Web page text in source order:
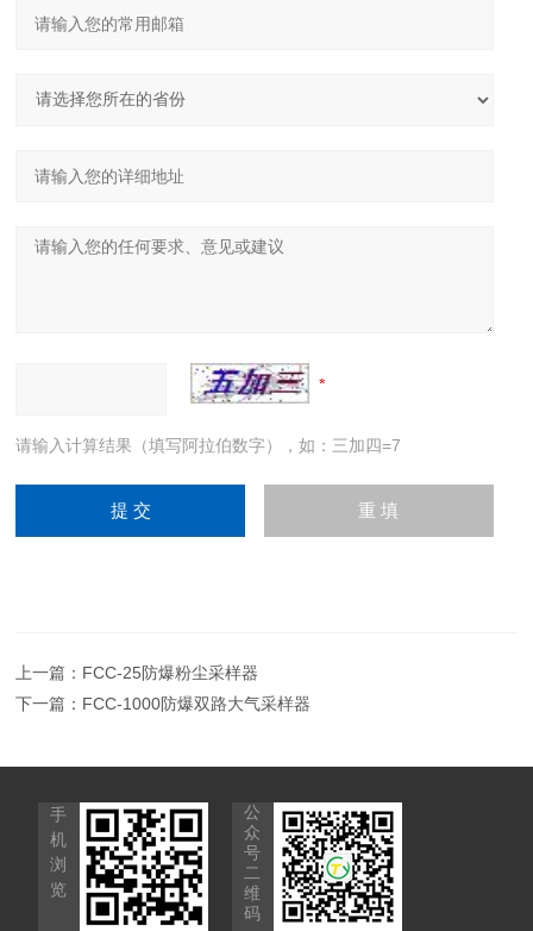
请输入计算结果（填写阿拉伯数字），如：三加四=7
上一篇： FCC-25防爆粉尘采样器
下一篇： FCC-1000防爆双路大气采样器
手
机
浏
览
公
众
号
二
维
码